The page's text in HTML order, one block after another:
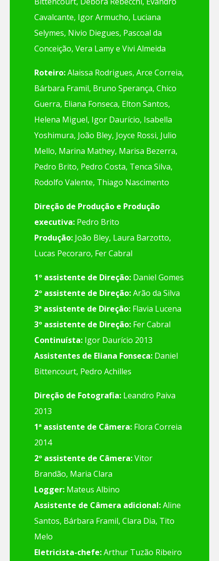
Cavalcante, Igor Armucho, Luciana
Selymes, Nivio Diegues, Pascoal da
Conceição, Vera Lamy e Vivi Almeida
Roteiro:Alaissa Rodrigues, Arce Correia,
Bárbara Framil, Bruno Sperança, Chico
Guerra, Eliana Fonseca, Elton Santos,
Helena Miguel, Igor Daurício, Isabella
Yoshimura, João Bley, Joyce Rossi, Julio
Mello, Marina Mathey, Marisa Bezerra,
Pedro Brito, Pedro Costa, Tenca Silva,
Rodolfo Valente, Thiago Nascimento
Direção de Produção e Produção
executiva: Pedro Brito
Produção: João Bley, Laura Barzotto,
Lucas Pecoraro, Fer Cabral
1º assistente de Direção: Daniel Gomes
2º assistente de Direção:Arão da Silva
3ª assistente de Direção: Flavia Lucena
3º assistente de Direção: Fer Cabral
Continuísta: Igor Daurício 2013
Assistentes de Eliana Fonseca: Daniel
Bittencourt, Pedro Achilles
Direção de Fotografia: Leandro Paiva
2013
1ª assistente de Câmera: Flora Correia
2014
2º assistente de Câmera:Vitor
Brandão, Maria Clara
Logger: Mateus Albino
Assistente de Câmera adicional:Aline
Santos, Bárbara Framil, Clara Dia, Tito
Melo
Eletricista-chefe:Arthur Tuzão Ribeiro